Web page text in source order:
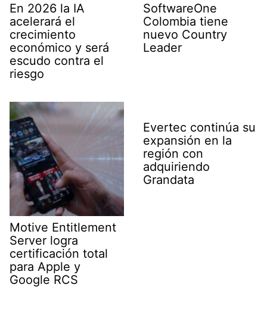
En 2026 la IA
acelerará el
crecimiento
económico y será
escudo contra el
riesgo
SoftwareOne
Colombia tiene
nuevo Country
Leader
Motive Entitlement
Server logra
certificación total
para Apple y
Google RCS
Evertec continúa su
expansión en la
región con
adquiriendo
Grandata